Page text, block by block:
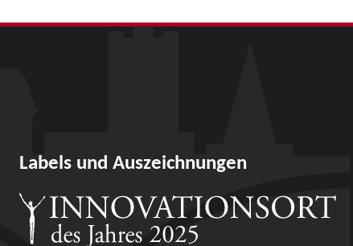
Labels und Auszeichnungen